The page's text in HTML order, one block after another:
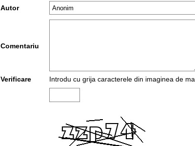
Autor
Comentariu
Verificare Introdu cu grija caracterele din imaginea de